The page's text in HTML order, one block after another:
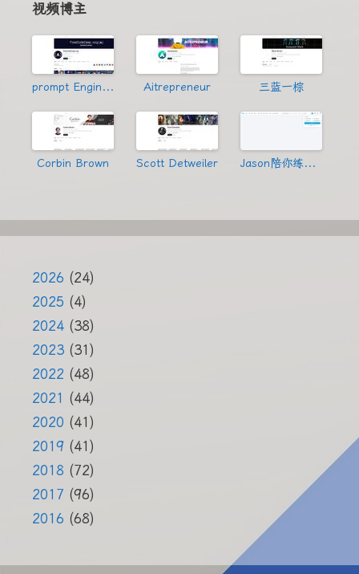
视频博主
prompt Engineering Aitrepreneur 三蓝一棕
Corbin Brown Scott Detweiler Jason陪你练绝技
2026 (24)
2025 (4)
2024 (38)
2023 (31)
2022 (48)
2021 (44)
2020 (41)
2019 (41)
2018 (72)
2017 (96)
2016 (68)